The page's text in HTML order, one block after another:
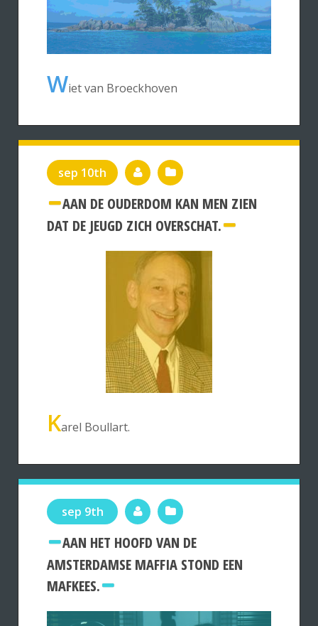
Wiet van Broeckhoven
sep 10th
AAN DE OUDERDOM KAN MEN ZIEN
DAT DE JEUGD ZICH OVERSCHAT.
Karel Boullart.
sep 9th
AAN HET HOOFD VAN DE
AMSTERDAMSE MAFFIA STOND EEN
MAFKEES.